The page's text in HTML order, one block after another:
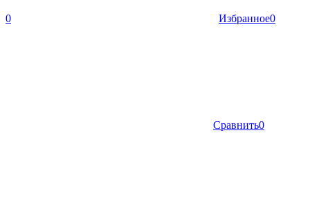
0 Избранное0
Сравнить0